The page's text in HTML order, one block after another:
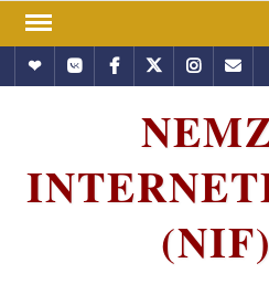
Skip
contentHundubVkontakte
Facebook
TwitterInstagram
(NIF)